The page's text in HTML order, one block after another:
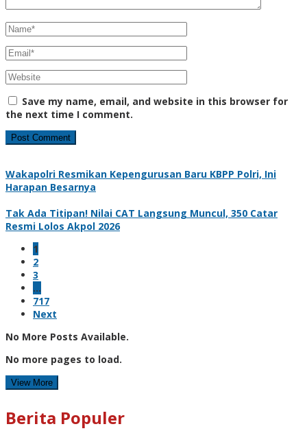
Save my name, email, and website in this browser for
the next time I comment.
Wakapolri Resmikan Kepengurusan Baru KBPP Polri, Ini
Harapan Besarnya
Tak Ada Titipan! Nilai CAT Langsung Muncul, 350 Catar
Resmi Lolos Akpol 2026
1
2
3
…
717
Next
No More Posts Available.
No more pages to load.
View More
Berita Populer